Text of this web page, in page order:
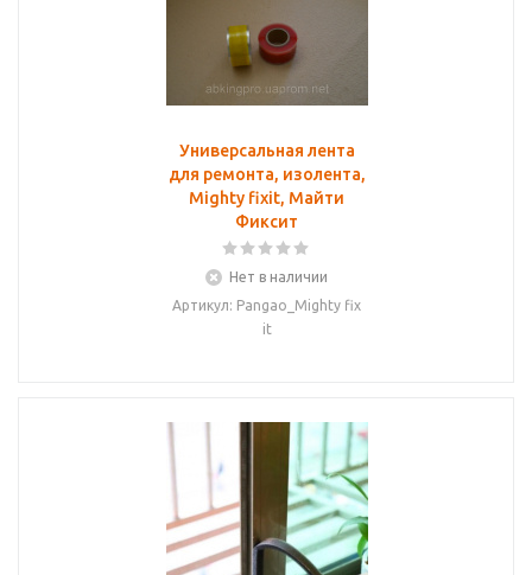
Универсальная лента
для ремонта, изолента,
Mighty fixit, Майти
Фиксит
Нет в наличии
Артикул: Pangao_Mighty fix
it